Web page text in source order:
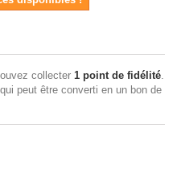
collecter 1 point de fidélité.
peut être converti en un bon de